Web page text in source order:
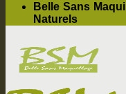
Belle Sans
Naturels